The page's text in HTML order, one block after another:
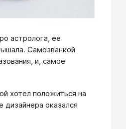
астролога, ее
Самозванкой
и, самое
хотел положиться на
оказался